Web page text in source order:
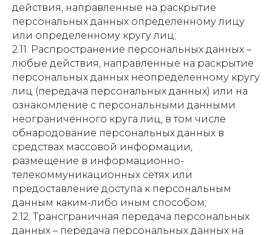
действия, направленные на раскрытие
персональных данных определенному лицу
или определенному кругу лиц;
2.11. Распространение персональных данных –
любые действия, направленные на раскрытие
персональных данных неопределенному кругу
лиц (передача персональных данных) или на
ознакомление с персональными данными
неограниченного круга лиц, в том числе
обнародование персональных данных в
средствах массовой информации,
размещение в информационно-
телекоммуникационных сетях или
предоставление доступа к персональным
данным каким-либо иным способом;
2.12. Трансграничная передача персональных
данных – передача персональных данных на